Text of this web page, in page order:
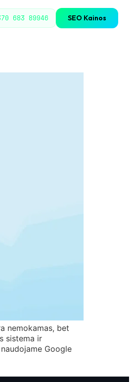
683 89946 SEO Kainos
nemokamas, bet
sistema ir
Google